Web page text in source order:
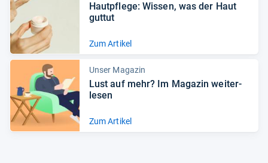
Haut­pflege: Wis­sen, was der Haut
gut­tut
Zum Artikel
Unser Magazin
Lust auf mehr? Im Maga­zin wei­ter­
le­sen
Zum Artikel